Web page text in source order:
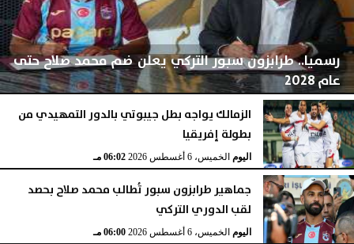
رسميا.. طرابزون سبور التركي يعلن ضم محمد صلاح حتى
عام 2028
اليومالخميس، 6 أغسطس 2026 06:04 مـ
الزمالك يواجه بطل جيبوتي بالدور التمهيدي من
بطولة إفريقيا
اليومالخميس، 6 أغسطس 2026 06:02 مـ
جماهير طرابزون سبور تُطالب محمد صلاح بحصد
لقب الدوري التركي
اليومالخميس، 6 أغسطس 2026 06:00 مـ